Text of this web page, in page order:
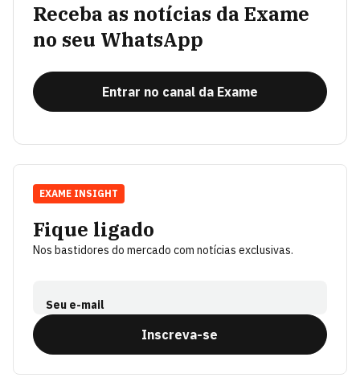
Receba as notícias da Exame
no seu WhatsApp
Entrar no canal da Exame
Fique ligado
Nos bastidores do mercado com notícias exclusivas.
Seu e-mail
Inscreva-se
EXAME INSIGHT